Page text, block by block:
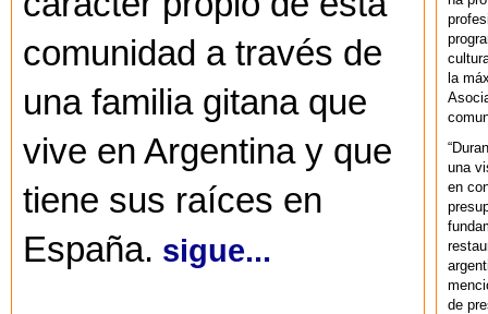
comunidad a través de
una familia gitana que
vive en Argentina y que
tiene sus raíces en
España. sigue...
la
una
en
de